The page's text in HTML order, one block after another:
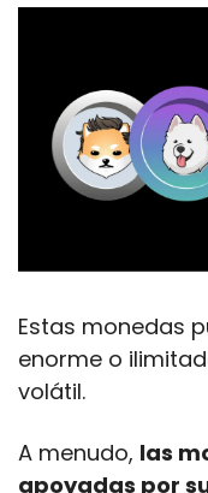
Estas monedas
enorme o
volátil.
A menudo, las
apoyadas por